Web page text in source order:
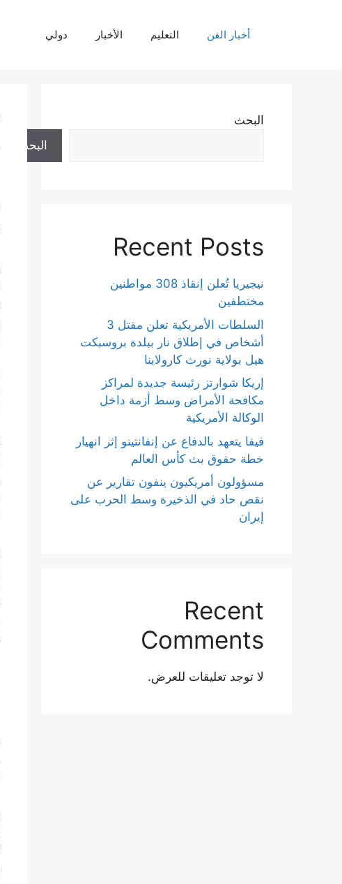
أخبار الفن التعليم الأخبار دولي
البحث
البحث
Recent Posts
نيجيريا تُعلن إنقاذ 308 مواطنين
مختطفين
السلطات الأمريكية تعلن مقتل 3
أشخاص في إطلاق نار ببلدة بروسبكت
هيل بولاية نورث كارولاينا
إريكا شوارتز رئيسة جديدة لمراكز
مكافحة الأمراض وسط أزمة داخل
الوكالة الأمريكية
فيفا يتعهد بالدفاع عن إنفانتينو إثر انهيار
خطة حقوق بث كأس العالم
مسؤولون أمريكيون ينفون تقارير عن
نقص حاد في الذخيرة وسط الحرب على
إيران
Recent
Comments
لا توجد تعليقات للعرض.